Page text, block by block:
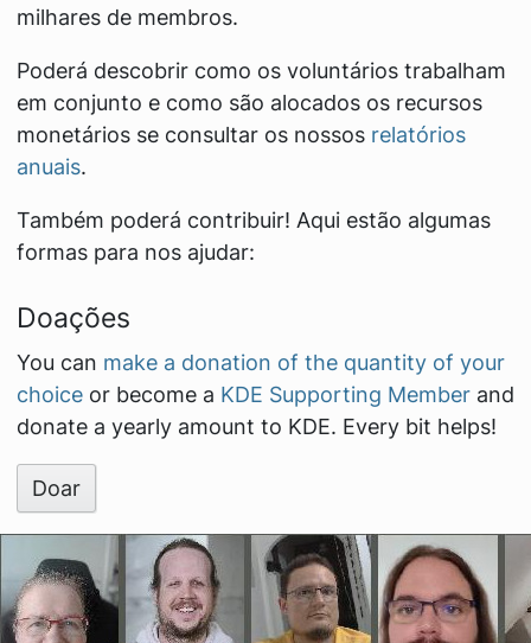
milhares de membros.
Poderá descobrir como os voluntários trabalham
em conjunto e como são alocados os recursos
monetários se consultar os nossos relatórios
anuais.
Também poderá contribuir! Aqui estão algumas
formas para nos ajudar:
Doações
You can make a donation of the quantity of your
choiceor become a KDE Supporting Memberand
donate a yearly amount to KDE. Every bit helps!
Doar